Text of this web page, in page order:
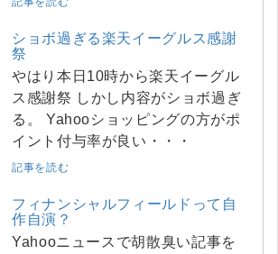
ショボ過ぎる楽天イーグルス感謝
祭
やはり本日10時から楽天イーグル
ス感謝祭 しかし内容がショボ過ぎ
る。 Yahooショッピングの方がポ
イント付与率が良い・・・
記事を読む
フィナンシャルフィールドって自
作自演？
Yahooニュースで胡散臭い記事を